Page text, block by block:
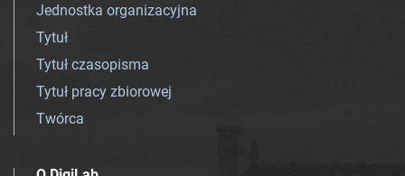
Jednostka organizacyjna
Tytuł
Tytuł czasopisma
Tytuł pracy zbiorowej
Twórca